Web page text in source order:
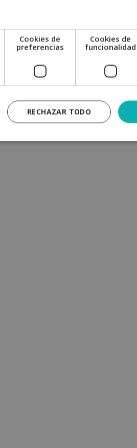
Cookies de
preferencias
Cookies de
funcionalidad
RECHAZAR TODO